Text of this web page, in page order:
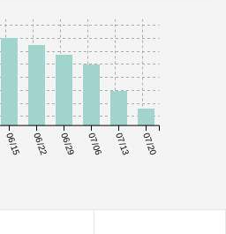
06/15 06/22 06/29 07/06 07/13 07/20